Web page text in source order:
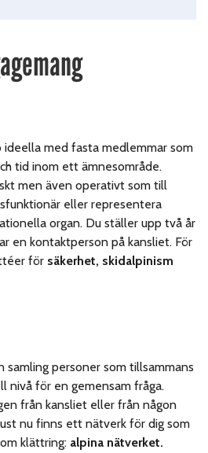
ideella med fasta medlemmar som
tid inom ett ämnesområde.
men även operativt som till
eller representera
organ. Du ställer upp två år
en kontaktperson på kansliet. För
för säkerhet, skidalpinism
samling personer som tillsammans
nivå för en gemensam fråga.
från kansliet eller från någon
nu finns ett nätverk för dig som
klättring: alpina nätverket.